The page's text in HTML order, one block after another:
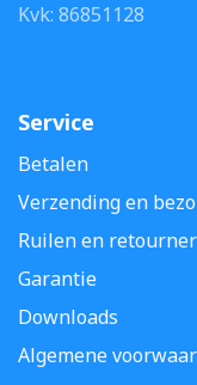
Kvk: 86851128
Service
Betalen
Verzending en
Ruilen en
Garantie
Downloads
Algemene